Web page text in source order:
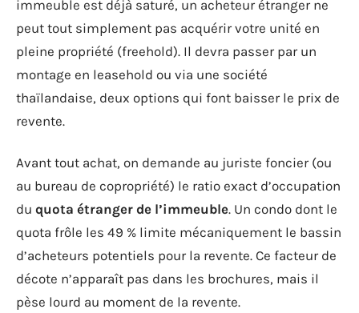
immeuble est déjà saturé, un acheteur étranger ne
peut tout simplement pas acquérir votre unité en
pleine propriété (freehold). Il devra passer par un
montage en leasehold ou via une société
thaïlandaise, deux options qui font baisser le prix de
revente.
Avant tout achat, on demande au juriste foncier (ou
au bureau de copropriété) le ratio exact d’occupation
du quota étranger de l’immeuble. Un condo dont le
quota frôle les 49 % limite mécaniquement le bassin
d’acheteurs potentiels pour la revente. Ce facteur de
décote n’apparaît pas dans les brochures, mais il
pèse lourd au moment de la revente.